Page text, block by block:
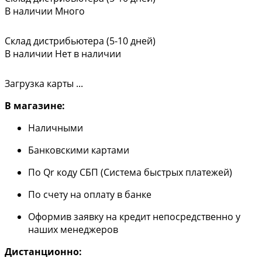
В наличии Много
Склад дистрибьютера (5-10 дней)
В наличии Нет в наличии
Загрузка карты ...
В магазине:
Наличными
Банковскими картами
По Qr коду СБП (Система быстрых платежей)
По счету на оплату в банке
Оформив заявку на кредит непосредственно у
наших менеджеров
Дистанционно: